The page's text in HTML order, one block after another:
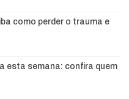
como perder o trauma e
esta semana: confira quem